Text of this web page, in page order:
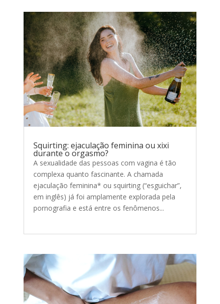
Squirting: ejaculação feminina ou xixi
durante o orgasmo?
A sexualidade das pessoas com vagina é tão
complexa quanto fascinante. A chamada
ejaculação feminina* ou squirting (“esguichar”,
em inglês) já foi amplamente explorada pela
pornografia e está entre os fenômenos...